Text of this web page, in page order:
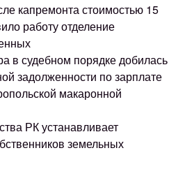
капремонта стоимостью 15
работу отделение
в судебном порядке добилась
задолженности по зарплате
макаронной
РК устанавливает
земельных